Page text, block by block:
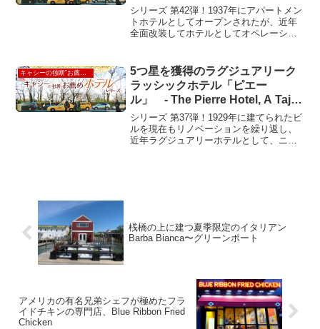
Hotel
シリーズ 第42弾！1937年にアパートメン
トホテルとしてオープンされたが、近年
全面改装してホテルとしてオペレーショ
ある。この辺りは、私が最初にNYCに住
みにやって...
キャシーの独断”お薦め”ホテル
5つ星を獲得のラグジュアリーク
ラッシックホテル「ピエー
ル」 - The Pierre Hotel, A Taj
Hotel New York
シリーズ 第37弾！1929年に建てられたビ
ルを現在もリノベーションを繰り返し、
近年ラグジュアリーホテルとして、ニュ
桟橋の上に建つ夏季限定のイタリアン
Barba Bianca〜グリーンポート
アメリカの有名兄弟シェフが極めたフラ
イドチキンの専門店、Blue Ribbon Fried
Chicken